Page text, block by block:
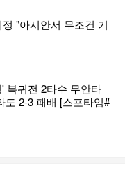
"아시안서 무조건 기
복귀전 2타수 무안타
도 2-3 패배 [스포타임#